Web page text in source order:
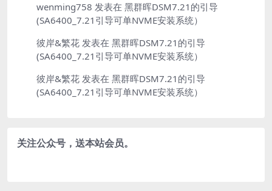
wenming758 发表在 黑群晖DSM7.21的引导
(SA6400_7.21引导可单NVME安装系统）
彼岸&繁花 发表在 黑群晖DSM7.21的引导
(SA6400_7.21引导可单NVME安装系统）
彼岸&繁花 发表在 黑群晖DSM7.21的引导
(SA6400_7.21引导可单NVME安装系统）
关注公众号，送本站会员。